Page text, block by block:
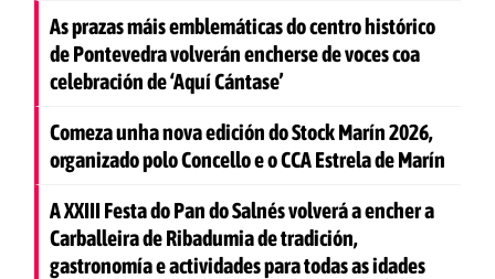
As prazas máis emblemáticas do centro histórico
de Pontevedra volverán encherse de voces coa
celebración de ‘Aquí Cántase’
Comeza unha nova edición do Stock Marín 2026,
organizado polo Concello e o CCA Estrela de Marín
A XXIII Festa do Pan do Salnés volverá a encher a
Carballeira de Ribadumia de tradición,
gastronomía e actividades para todas as idades